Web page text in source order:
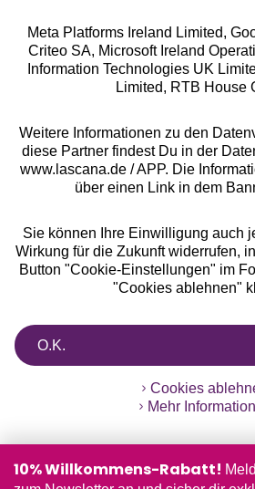
Alle Preise inkl. MwSt., zzgl.
Versandkosten
** Bonität vorausgesetzt, berechtigt zur
Meta Platforms Ireland Limited,
Criteo SA, Microsoft Ireland
Information Technologies UK
Limited, RTB House
Weitere Informationen zu den
diese Partner findest Du in der
www.lascana.de / APP. Die
über einen Link in dem
Sie können Ihre Einwilligung auch
Wirkung für die Zukunft widerrufen,
Button "Cookie-Einstellungen" im
"Cookies ablehnen"
O.K.
Cookies
Mehr
10% Willkommens-Rabatt!